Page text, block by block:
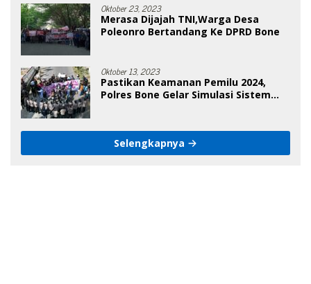
Oktober 23, 2023
Merasa Dijajah TNI,Warga Desa
Poleonro Bertandang Ke DPRD Bone
Oktober 13, 2023
Pastikan Keamanan Pemilu 2024,
Polres Bone Gelar Simulasi Sistem
Selengkapnya